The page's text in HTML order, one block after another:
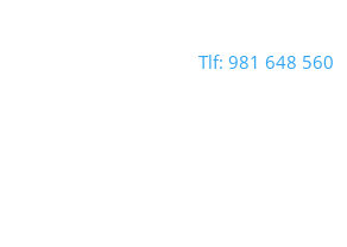
Tlf: 981 648 560